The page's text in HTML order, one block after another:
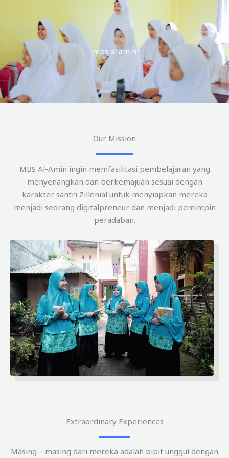
mbs al amin
Our Mission
MBS Al-Amin ingin memfasilitasi pembelajaran yang
menyenangkan dan berkemajuan sesuai dengan
karakter santri Zillenial untuk menyiapkan mereka
menjadi seorang digitalpreneur dan menjadi pemimpin
peradaban.
Extraordinary Experiences
Masing – masing dari mereka adalah bibit unggul dengan